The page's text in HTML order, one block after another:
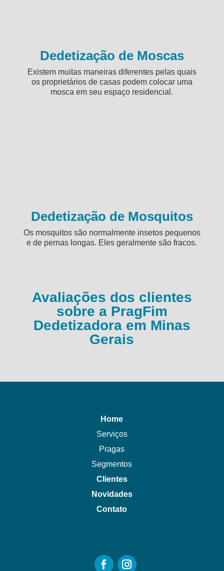
Dedetização de Moscas
Existem muitas maneiras diferentes pelas quais
os proprietários de casas podem colocar uma
mosca em seu espaço residencial.
Dedetização de Mosquitos
Os mosquitos são normalmente insetos pequenos
e de pernas longas. Eles geralmente são fracos.
Avaliações dos clientes
sobre a PragFim
Dedetizadora em Minas
Gerais
Home
Serviços
Pragas
Segmentos
Clientes
Novidades
Contato